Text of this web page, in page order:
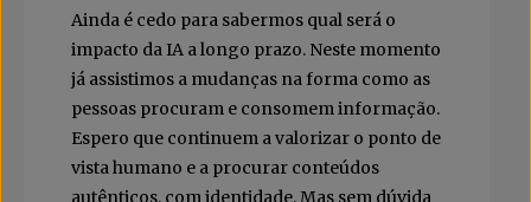
Ainda é cedo para sabermos qual será o
impacto da IA a longo prazo. Neste momento
já assistimos a mudanças na forma como as
pessoas procuram e consomem informação.
Espero que continuem a valorizar o ponto de
vista humano e a procurar conteúdos
autênticos, com identidade. Mas sem dúvida